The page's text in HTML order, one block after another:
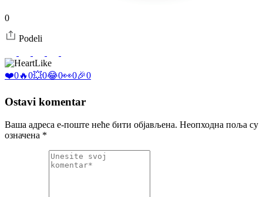
0
Podeli
Like
❤️0🔥0💥0😂0👀0🎉0
Ostavi komentar
Ваша адреса е-поште неће бити објављена. Неопходна поља су
означена *